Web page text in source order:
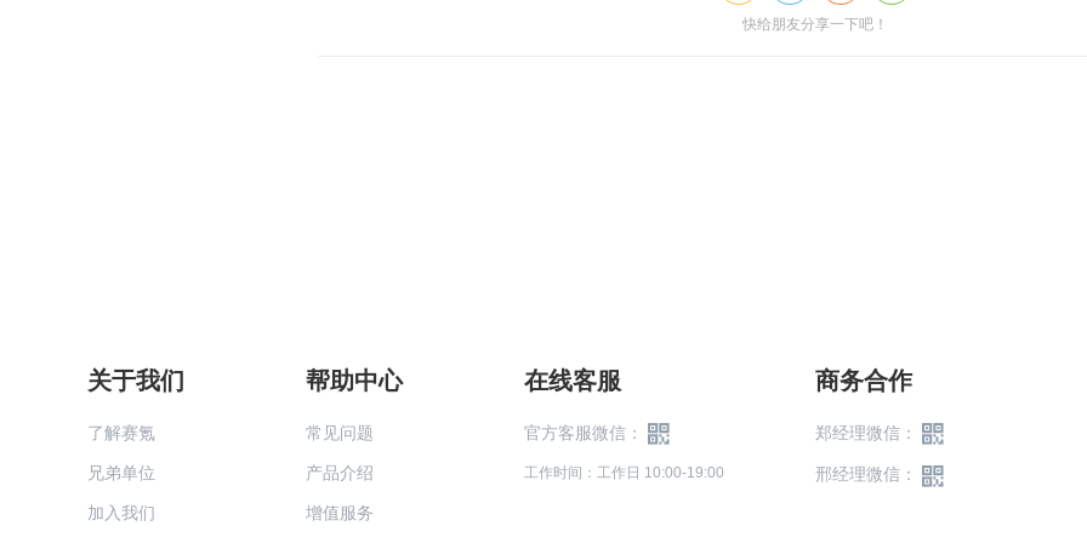
快给朋友分享一下吧！
关于我们
了解赛氪
兄弟单位
加入我们
帮助中心
常见问题
产品介绍
增值服务
在线客服
官方客服微信：
工作时间：工作日 10:00-19:00
商务合作
郑经理微信：
邢经理微信：